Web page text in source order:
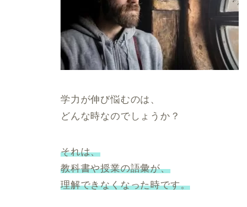
学力が伸び悩むのは、
どんな時なのでしょうか？
それは、
教科書や授業の語彙が、
理解できなくなった時です。